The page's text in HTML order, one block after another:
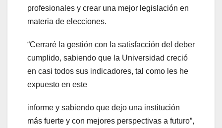
profesionales y crear una mejor legislación en
materia de elecciones.
“Cerraré la gestión con la satisfacción del deber
cumplido, sabiendo que la Universidad creció
en casi todos sus indicadores, tal como les he
expuesto en este
informe y sabiendo que dejo una institución
más fuerte y con mejores perspectivas a futuro”,